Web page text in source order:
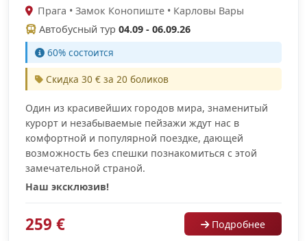
Прага • Замок Конопиште • Карловы Вары
Автобусный тур 04.09 - 06.09.26
60% состоится
Скидка 30 € за 20 боликов
Один из красивейших городов мира, знаменитый
курорт и незабываемые пейзажи ждут нас в
комфортной и популярной поездке, дающей
возможность без спешки познакомиться с этой
замечательной страной.
Наш эксклюзив!
259 € Подробнее